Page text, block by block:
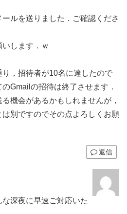
ルを送りました．ご確認くださ
します．ｗ
，招待者が10名に達したので
Gmailの招待は終了させます．
機会があるかもしれませんが，
別ですのでその点よろしくお願
返信
深夜に早速ご対応いた